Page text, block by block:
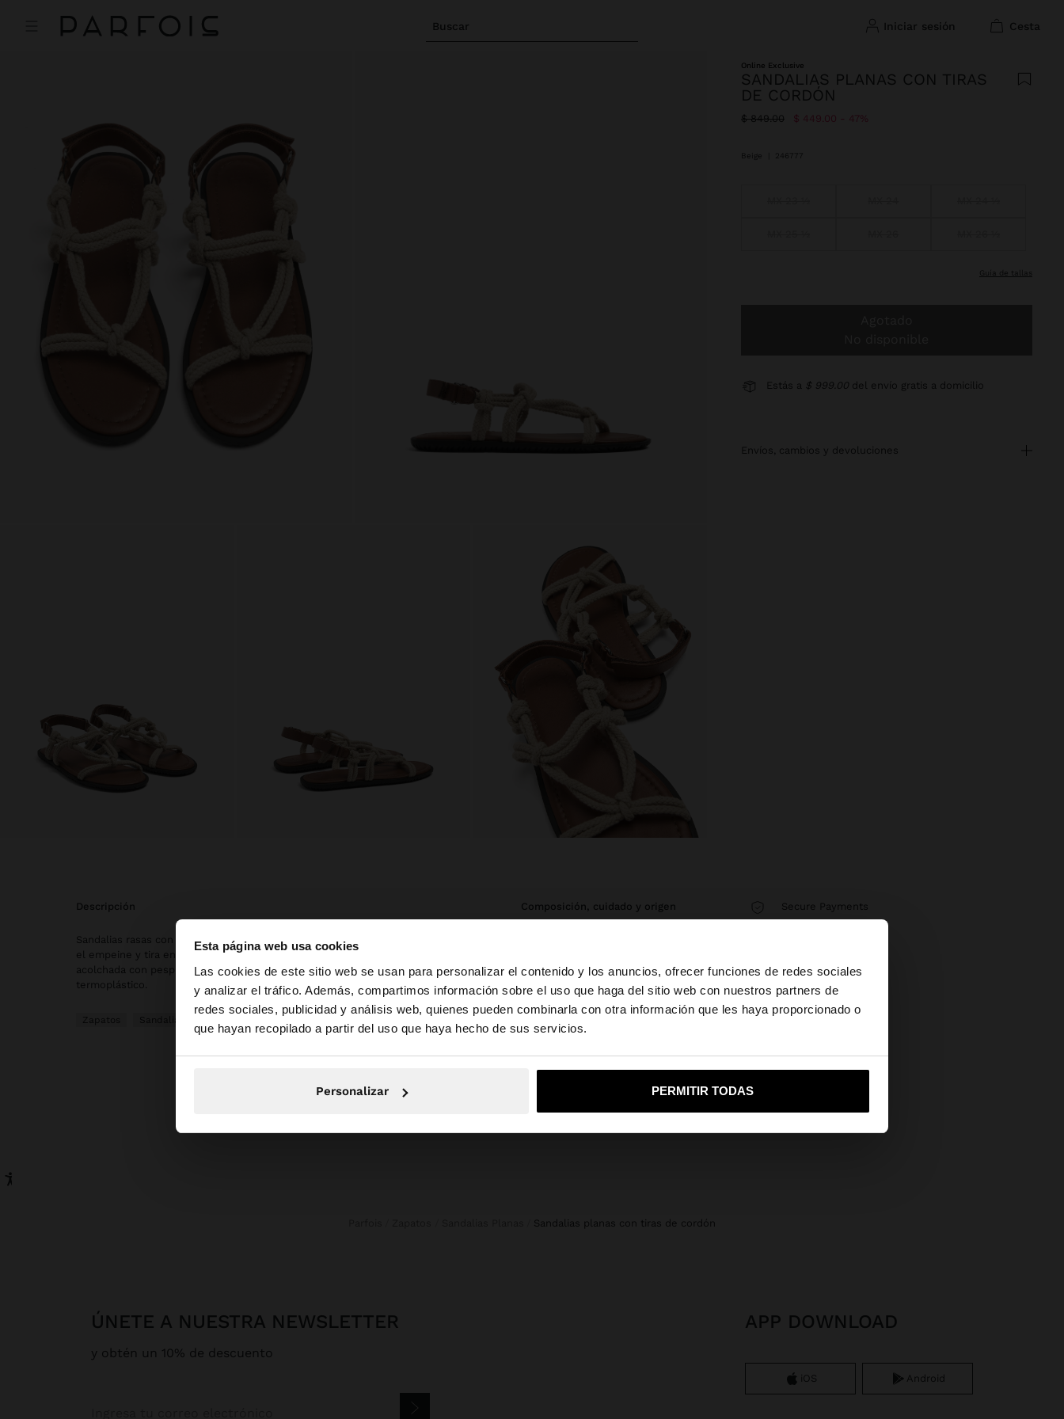
Esta página web usa cookies
Las cookies de este sitio web se usan para personalizar el contenido y los anuncios, ofrecer funciones de redes sociales
y analizar el tráfico. Además, compartimos información sobre el uso que haga del sitio web con nuestros partners de
redes sociales, publicidad y análisis web, quienes pueden combinarla con otra información que les haya proporcionado o
que hayan recopilado a partir del uso que haya hecho de sus servicios.
Personalizar PERMITIR TODAS
Buscar iniciar sesión cesta
hola ×
Estás accediendo a la web de Mexico. ¿Quieres ir a la web de United States?
No, continuar en la web de Mexico Sí, llévame a United States
Online Exclusive
SANDALIAS PLANAS CON TIRAS
DE CORDÓN
Precio rebajado de
$ 849.00A $ 449.00 47%
Beige 246777
guía de tallas
Estás a $ 999.00 del envío gratis a domicilio
envíos, cambios y devoluciones
descripción
Sandalias rasas con tiras dobles de cordón. Tiras en la parte delantera, en
el empeine y tira en el talón con cierre de velcro ajustable. Plantilla
acolchada con pespuntes marcados. Punta ovalada. Suela de poliuretano
termoplástico.
Zapatos Sandalias Planas
composición, cuidado y origen
Plantilla: 100% Poliuretano
termoplástico
Secure Payments
sandalias planas con tiras de cordón
ÚNETE A NUESTRA NEWSLETTER
y obtén un 10% de descuento
APP DOWNLOAD
iOS Android